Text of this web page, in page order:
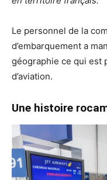
Le personnel de la
d’embarquement a
géographie ce qui est
d’aviation.
Une histoire